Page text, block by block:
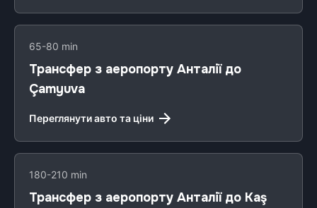
65-80 min
Трансфер з аеропорту Анталії до
Çamyuva
Переглянути авто та ціни
180-210 min
Трансфер з аеропорту Анталії до Kaş